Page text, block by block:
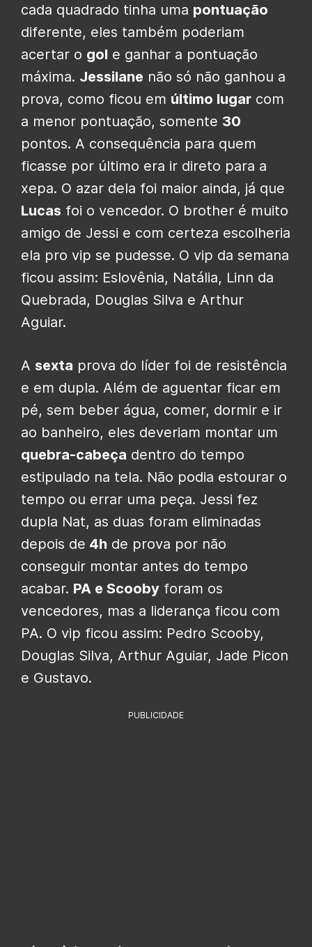
cada quadrado tinha uma pontuação
diferente, eles também poderiam
acertar o gol e ganhar a pontuação
máxima. Jessilane não só não ganhou a
prova, como ficou em último lugar com
a menor pontuação, somente 30
pontos. A consequência para quem
ficasse por último era ir direto para a
xepa. O azar dela foi maior ainda, já que
Lucas foi o vencedor. O brother é muito
amigo de Jessi e com certeza escolheria
ela pro vip se pudesse. O vip da semana
ficou assim: Eslovênia, Natália, Linn da
Quebrada, Douglas Silva e Arthur
Aguiar.
A sexta prova do líder foi de resistência
e em dupla. Além de aguentar ficar em
pé, sem beber água, comer, dormir e ir
ao banheiro, eles deveriam montar um
quebra-cabeça dentro do tempo
estipulado na tela. Não podia estourar o
tempo ou errar uma peça. Jessi fez
dupla Nat, as duas foram eliminadas
depois de 4h de prova por não
conseguir montar antes do tempo
acabar. PA e Scooby foram os
vencedores, mas a liderança ficou com
PA. O vip ficou assim: Pedro Scooby,
Douglas Silva, Arthur Aguiar, Jade Picon
e Gustavo.
PUBLICIDADE